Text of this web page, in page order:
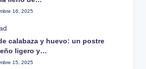
16, 2025
calabaza y huevo: un postre
ligero y…
15, 2025